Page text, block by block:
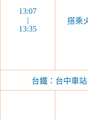
13:07
|
13:35
搭乘
台鐵：台中車